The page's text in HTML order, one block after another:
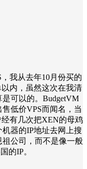
我从去年10月份买的
内，虽然这次在我清
可以的。BudgetVM
低价VPS而闻名，当
有几次把XEN的母鸡
器的IP地址去网上搜
公司，而不是像一般
的IP。